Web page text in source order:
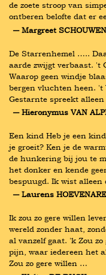
de zoete stroop van
ontberen belofte dat er
― Margreet
De Starrenhemel …..
aarde zwijgt verbaast. 't
Waarop geen windje
bergen vluchten heen.
Gestarnte spreekt
― Hieronymus VAN
Een kind Heb je een
je groeit? Ken je de
de hunkering bij jou te
het donker en kende
bespuugd. Ik wist
― Laurens
Ik zou zo gere willen
wereld zonder haat,
al vanzelf gaat. 'k Zou
pijn, waar iedereen het
Zou zo gere willen …